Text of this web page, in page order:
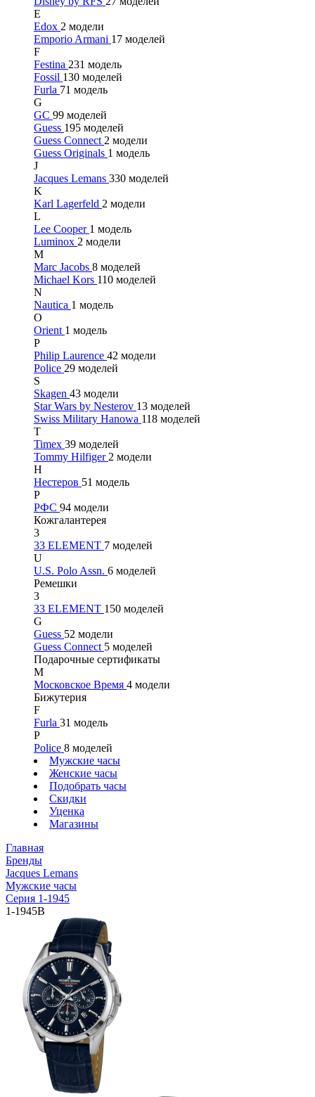
E
Edox 2 модели
Emporio Armani 17 моделей
F
Festina 231 модель
Fossil 130 моделей
Furla 71 модель
G
GC 99 моделей
Guess 195 моделей
Guess Connect 2 модели
Guess Originals 1 модель
J
Jacques Lemans 330 моделей
K
Karl Lagerfeld 2 модели
L
Lee Cooper 1 модель
Luminox 2 модели
M
Marc Jacobs 8 моделей
Michael Kors 110 моделей
N
Nautica 1 модель
O
Orient 1 модель
P
Philip Laurence 42 модели
Police 29 моделей
S
Skagen 43 модели
Star Wars by Nesterov 13 моделей
Swiss Military Hanowa 118 моделей
T
Timex 39 моделей
Tommy Hilfiger 2 модели
Н
Нестеров 51 модель
Р
РФС 94 модели
Кожгалантерея
3
33 ELEMENT 7 моделей
U
U.S. Polo Assn. 6 моделей
Ремешки
3
33 ELEMENT 150 моделей
G
Guess 52 модели
Guess Connect 5 моделей
Подарочные сертификаты
М
Московское Время 4 модели
Бижутерия
F
Furla 31 модель
P
Police 8 моделей
Мужские часы
Женские часы
Подобрать часы
Скидки
Уценка
Магазины
Главная
Бренды
Jacques Lemans
Мужские часы
Серия 1-1945
1-1945B